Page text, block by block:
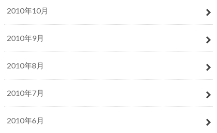
2010年10月
2010年9月
2010年8月
2010年7月
2010年6月